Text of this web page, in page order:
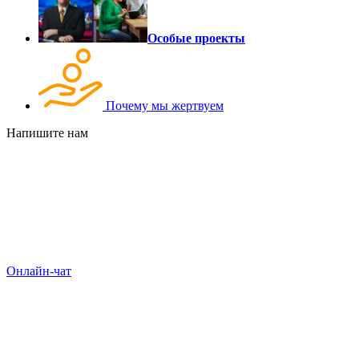
Особые проекты
Почему мы жертвуем
Напишите нам
Онлайн-чат